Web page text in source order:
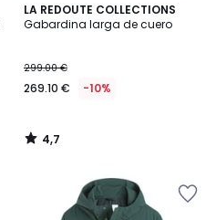
LA REDOUTE COLLECTIONS
Gabardina larga de cuero
299.00 €
269.10 € -10%
4,7
/ 5
4,7
/